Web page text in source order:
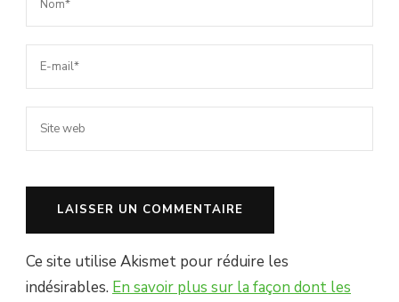
Ce site utilise Akismet pour réduire les
indésirables. En savoir plus sur la façon dont les